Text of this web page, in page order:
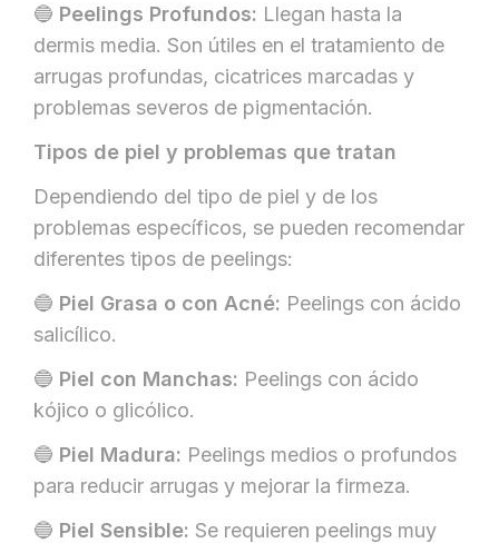
🔵 Peelings Profundos: Llegan hasta la
dermis media. Son útiles en el tratamiento de
arrugas profundas, cicatrices marcadas y
problemas severos de pigmentación.
Tipos de piel y problemas que tratan
Dependiendo del tipo de piel y de los
problemas específicos, se pueden recomendar
diferentes tipos de peelings:
🔵 Piel Grasa o con Acné: Peelings con ácido
salicílico.
🔵 Piel con Manchas: Peelings con ácido
kójico o glicólico.
🔵 Piel Madura: Peelings medios o profundos
para reducir arrugas y mejorar la firmeza.
🔵 Piel Sensible: Se requieren peelings muy